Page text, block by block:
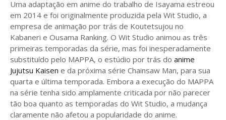
Uma adaptação em anime do trabalho de Isayama estreou
em 2014 e foi originalmente produzida pela Wit Studio, a
empresa de animação por trás de Koutetsujou no
Kabaneri e Ousama Ranking. O Wit Studio animou as três
primeiras temporadas da série, mas foi inesperadamente
substituído pelo MAPPA, o estúdio por trás do anime
Jujutsu Kaisen e da próxima série Chainsaw Man, para sua
quarta e última temporada. Embora a execução do MAPPA
na série tenha sido amplamente criticada por não parecer
tão boa quanto as temporadas do Wit Studio, a mudança
claramente não afetou a popularidade do anime.